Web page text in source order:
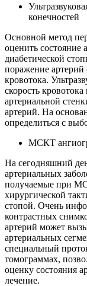
конечностей
Основной метод
оценить состояние
диабетической
поражение
кровотока.
скорость
артериальной
артерий. На
определиться с
МСКТ
На сегодняшний
артериальных
получаемые при
хирургической
стопой. Очень
контрастных
артерий может
артериальных
специальный
томограммах,
оценку состояния
лечение.